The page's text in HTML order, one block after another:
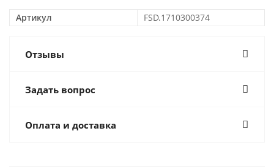
Артикул FSD.1710300374
Отзывы
Задать вопрос
Оплата и доставка